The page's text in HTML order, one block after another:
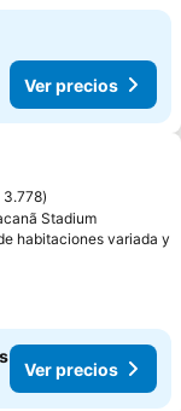
Ver precios
3.778
Stadium
habitaciones variada y
Ver precios